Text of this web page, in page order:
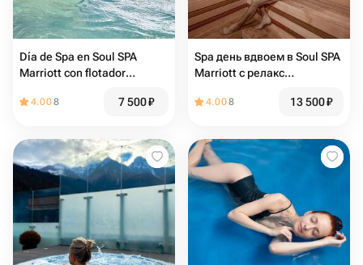
Día de Spa en Soul SPA
Marriott con flotador
4.008 7 500₽
Spa день вдвоем в Soul SPA
Marriott с релакс
4.008 13 500₽